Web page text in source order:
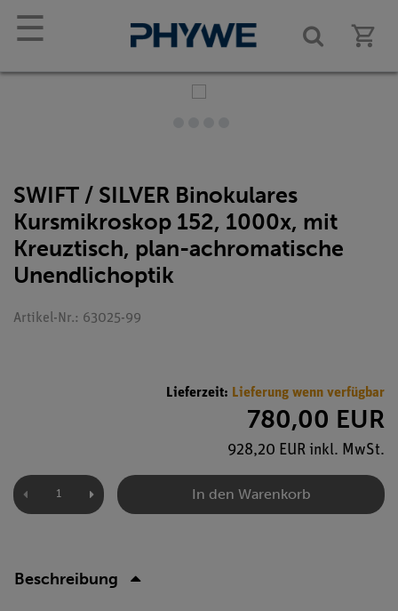
☰
SWIFT / SILVER Binokulares
Kursmikroskop 152, 1000x, mit
Kreuztisch, plan-achromatische
Unendlichoptik
Artikel-Nr.: 63025-99
Lieferzeit: Lieferung wenn verfügbar
780,00 EUR
928,20 EUR inkl. MwSt.
In den Warenkorb
Beschreibung